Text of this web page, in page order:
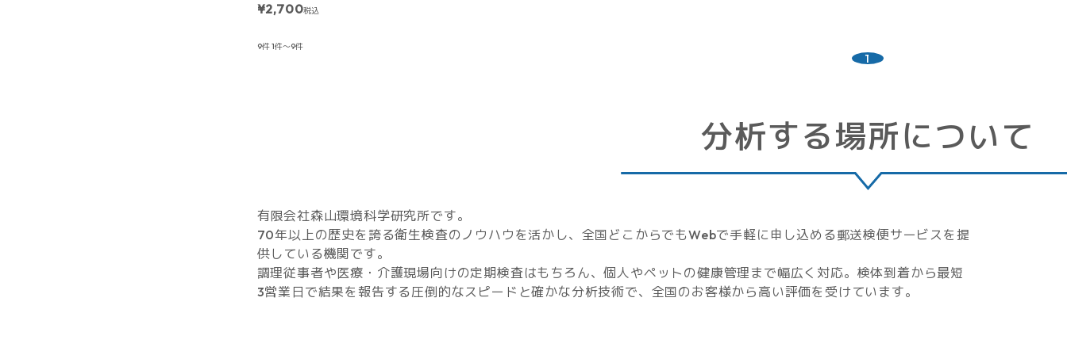
¥2,700税込
9件1件～9件
1
分析する場所について
有限会社森山環境科学研究所です。
70年以上の歴史を誇る衛生検査のノウハウを活かし、全国どこからでもWebで手軽に申し込める郵送検便サービスを提
供している機関です。
調理従事者や医療・介護現場向けの定期検査はもちろん、個人やペットの健康管理まで幅広く対応。検体到着から最短
3営業日で結果を報告する圧倒的なスピードと確かな分析技術で、全国のお客様から高い評価を受けています。